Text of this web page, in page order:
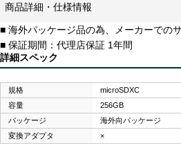
商品詳細・仕様情報
■ 海外パッケージ品の為、メーカーでの
■ 保証期間：代理店保証 1年間
詳細スペック
規格
microSDXC
容量
256GB
パッケージ
海外向パッケージ
変換アダプタ
×